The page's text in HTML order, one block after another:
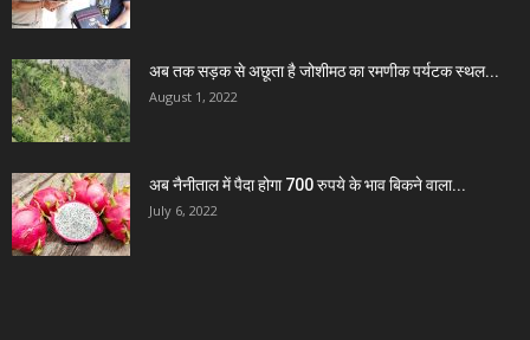
अब तक सड़क से अछूता है जोशीमठ का रमणीक पर्यटक स्थल...
August 1, 2022
अब नैनीताल में पैदा होगा 700 रुपये के भाव बिकने वाला...
July 6, 2022